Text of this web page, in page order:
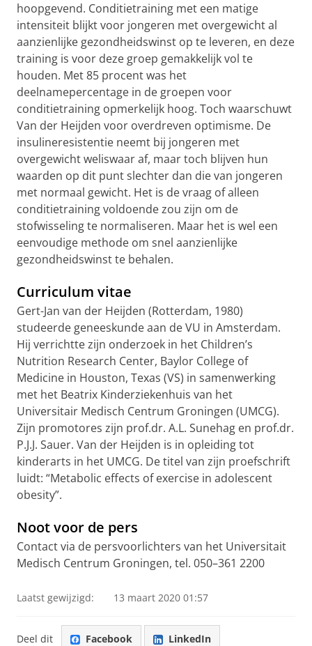
hoopgevend. Conditietraining met een matige
intensiteit blijkt voor jongeren met overgewicht al
aanzienlijke gezondheidswinst op te leveren, en deze
training is voor deze groep gemakkelijk vol te
houden. Met 85 procent was het
deelnamepercentage in de groepen voor
conditietraining opmerkelijk hoog. Toch waarschuwt
Van der Heijden voor overdreven optimisme. De
insulineresistentie neemt bij jongeren met
overgewicht weliswaar af, maar toch blijven hun
waarden op dit punt slechter dan die van jongeren
met normaal gewicht. Het is de vraag of alleen
conditietraining voldoende zou zijn om de
stofwisseling te normaliseren. Maar het is wel een
eenvoudige methode om snel aanzienlijke
gezondheidswinst te behalen.
Curriculum vitae
Gert-Jan van der Heijden (Rotterdam, 1980)
studeerde geneeskunde aan de VU in Amsterdam.
Hij verrichtte zijn onderzoek in het Children’s
Nutrition Research Center, Baylor College of
Medicine in Houston, Texas (VS) in samenwerking
met het Beatrix Kinderziekenhuis van het
Universitair Medisch Centrum Groningen (UMCG).
Zijn promotores zijn prof.dr. A.L. Sunehag en prof.dr.
P.J.J. Sauer. Van der Heijden is in opleiding tot
kinderarts in het UMCG. De titel van zijn proefschrift
luidt: “Metabolic effects of exercise in adolescent
obesity”.
Noot voor de pers
Contact via de persvoorlichters van het Universitait
Medisch Centrum Groningen, tel. 050–361 2200
Laatst gewijzigd: 13 maart 2020 01:57
Deel dit Facebook LinkedIn